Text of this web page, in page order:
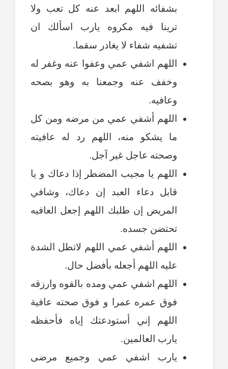
بشفائه اللهم ابعد عنه كل تعب ولا
ترينا فيه مكروه يارب اسألك ان
تشفيه شفاء لا يغادر سقما.
اللهم اشفي عمي وعفوا عنه وغفر له
وخفف عنه وجمعنا به وهو بصحه
وعافيه.
اللهم أشفي عمي من مرضه ومن كل
ما يشكو منه، اللهم رد له عافيته
وصحته عاجل غير آجل.
اللهم يا مجيب المضطر إذا دعاك و يا
قابل دعاء العبد إن دعاك، وشافي
المريض إن طلبك اللهم إجعل العافيه
تحتضن جسده.
اللهم أشفي عمي اللهم لاتطل الشدة
عليه اللهم أجعله بأفضل حال.
اللهم اشفي عمي ومده بالقوه وارزقه
فوق عمره عمرا و فوق صحته عافية
اللهم إني أستودعتك إياه فأحفظه
يارب العالمين.
يارب اشفي عمي وجميع مرضى